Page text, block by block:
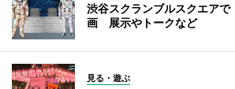
渋谷スクランブルスクエアで
画 展示やトークなど
見る・遊ぶ